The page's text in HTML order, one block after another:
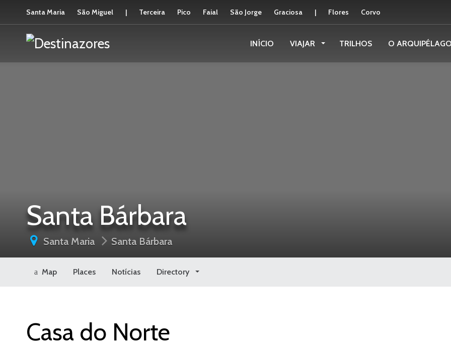
Santa Maria São Miguel | Terceira Pico Faial São Jorge Graciosa | Flores Corvo
INÍCIO VIAJAR TRILHOS O
Santa Bárbara
Santa Maria Santa Bárbara
Map Places Notícias Directory
Casa do Norte